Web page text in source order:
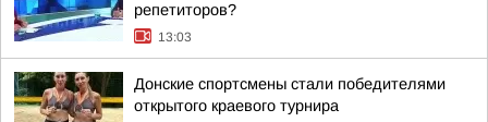
репетиторов?
13:03
Донские спортсмены стали победителями
открытого краевого турнира